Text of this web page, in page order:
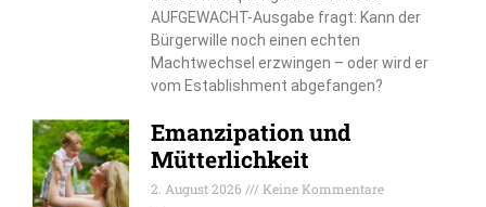
AUFGEWACHT-Ausgabe fragt: Kann der
Bürgerwille noch einen echten
Machtwechsel erzwingen – oder wird er
vom Establishment abgefangen?
Emanzipation und
Mütterlichkeit
2. August 2026
Keine Kommentare